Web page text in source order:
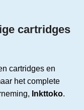
cartridges
cartridges en
het complete
Inkttoko.